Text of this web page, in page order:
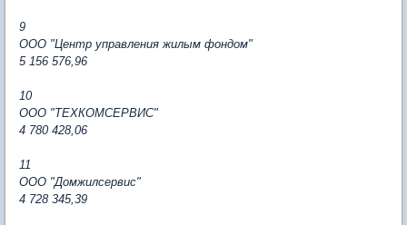
9
ООО "Центр управления жилым фондом"
5 156 576,96
10
ООО "ТЕХКОМСЕРВИС"
4 780 428,06
11
ООО "Домжилсервис"
4 728 345,39